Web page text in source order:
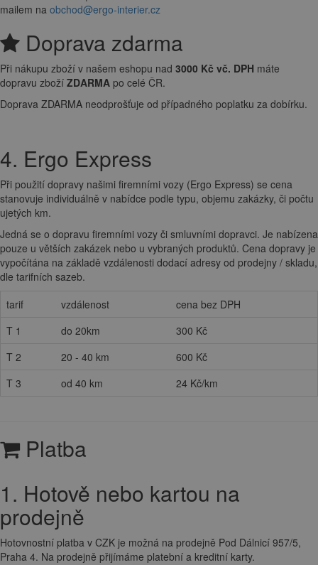
mailem na obchod@ergo-interier.cz
Doprava zdarma
Při nákupu zboží v našem eshopu nad 3000 Kč vč. DPH máte
dopravu zboží ZDARMA po celé ČR.
Doprava ZDARMA neodprošťuje od případného poplatku za dobírku.
4. Ergo Express
Při použití dopravy našimi firemními vozy (Ergo Express) se cena
stanovuje individuálně v nabídce podle typu, objemu zakázky, či počtu
ujetých km.
Jedná se o dopravu firemními vozy či smluvními dopravci. Je nabízena
pouze u větších zakázek nebo u vybraných produktů. Cena dopravy je
vypočítána na základě vzdálenosti dodací adresy od prodejny / skladu,
dle tarifních sazeb.
tarif
vzdálenost
cena bez DPH
T 1
do 20km
300 Kč
T 2
20 - 40 km
600 Kč
T 3
od 40 km 24 Kč/km
Platba
1. Hotově nebo kartou na
prodejně
Hotovnostní platba v CZK je možná na prodejně Pod Dálnicí 957/5,
Praha 4. Na prodejně přijímáme platební a kreditní karty.